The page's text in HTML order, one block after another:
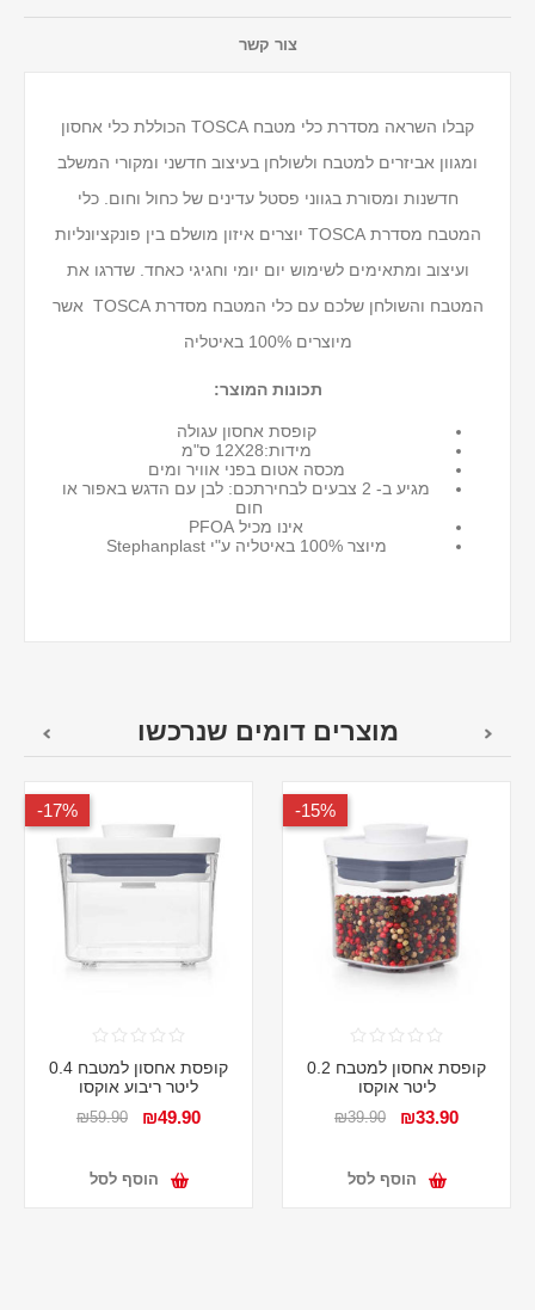
צור קשר
קבלו השראה מסדרת כלי מטבח TOSCA הכוללת כלי אחסון
ומגוון אביזרים למטבח ולשולחן בעיצוב חדשני ומקורי המשלב
חדשנות ומסורת בגווני פסטל עדינים של כחול וחום. כלי
המטבח מסדרת TOSCA יוצרים איזון מושלם בין פונקציונליות
ועיצוב ומתאימים לשימוש יום יומי וחגיגי כאחד. שדרגו את
המטבח והשולחן שלכם עם כלי המטבח מסדרת TOSCA אשר
מיוצרים 100% באיטליה
תכונות המוצר:
קופסת אחסון עגולה
מידות:12X28 ס"מ
מכסה אטום בפני אוויר ומים
מגיע ב- 2 צבעים לבחירתכם: לבן עם הדגש באפור או
חום
אינו מכיל PFOA
מיוצר 100% באיטליה ע"י Stephanplast
מוצרים דומים שנרכשו
15%-
קופסת אחסון למטבח 0.2
ליטר אוקסו
₪33.90
₪39.90
הוסף לסל
17%-
קופסת אחסון למטבח 0.4
ליטר ריבוע אוקסו
₪49.90
₪59.90
הוסף לסל